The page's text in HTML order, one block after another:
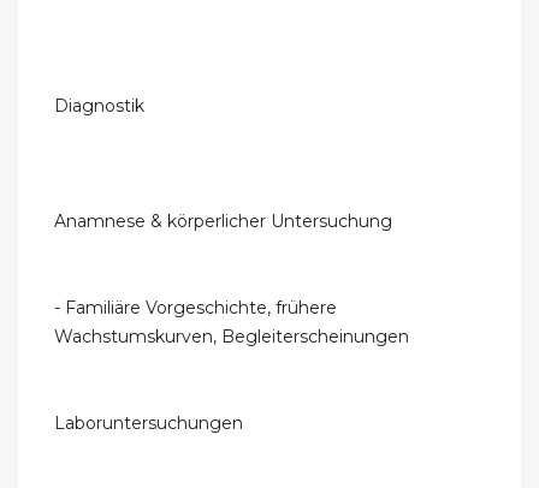
Diagnostik
Anamnese & körperlicher Untersuchung
- Familiäre Vorgeschichte, frühere
Wachstumskurven, Begleiterscheinungen
Laboruntersuchungen